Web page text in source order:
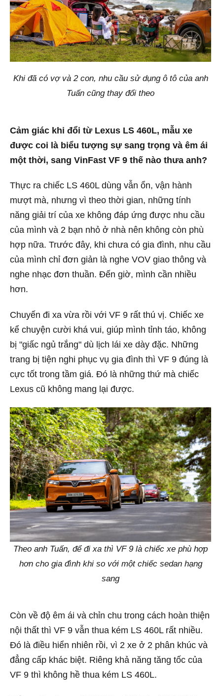
Khi đã có vợ và 2 con, nhu cầu sử dụng ô tô của anh
Tuấn cũng thay đổi theo
Cảm giác khi đổi từ Lexus LS 460L, mẫu xe
được coi là biểu tượng sự sang trọng và êm ái
một thời, sang VinFast VF 9 thế nào thưa anh?
Thực ra chiếc LS 460L dùng vẫn ổn, vận hành
mượt mà, nhưng vì theo thời gian, những tính
năng giải trí của xe không đáp ứng được nhu cầu
của mình và 2 bạn nhỏ ở nhà nên không còn phù
hợp nữa. Trước đây, khi chưa có gia đình, nhu cầu
của mình chỉ đơn giản là nghe VOV giao thông và
nghe nhạc đơn thuần. Đến giờ, mình cần nhiều
hơn.
Chuyến đi xa vừa rồi với VF 9 rất thú vị. Chiếc xe
kể chuyện cười khá vui, giúp mình tỉnh táo, không
bị "giấc ngủ trắng" dù lịch lái xe dày đặc. Những
trang bị tiện nghi phục vụ gia đình thì VF 9 đúng là
cực tốt trong tầm giá. Đó là những thứ mà chiếc
Lexus cũ không mang lại được.
Theo anh Tuấn, để đi xa thì VF 9 là chiếc xe phù hợp
hơn cho gia đình khi so với một chiếc sedan hạng
sang
Còn về độ êm ái và chỉn chu trong cách hoàn thiện
nội thất thì VF 9 vẫn thua kém LS 460L rất nhiều.
Đó là điều hiển nhiên rồi, vì 2 xe ở 2 phân khúc và
đẳng cấp khác biệt. Riêng khả năng tăng tốc của
VF 9 thì không hề thua kém LS 460L.